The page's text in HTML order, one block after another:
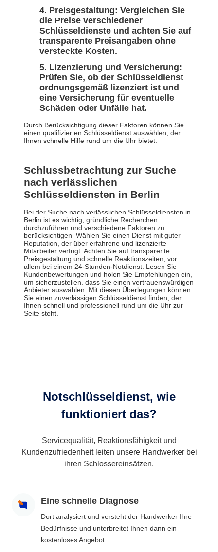
Preisgestaltung: Vergleichen Sie
die Preise verschiedener
Schlüsseldienste und achten Sie auf
transparente Preisangaben ohne
versteckte Kosten.
Lizenzierung und Versicherung:
Prüfen Sie, ob der Schlüsseldienst
ordnungsgemäß lizenziert ist und
eine Versicherung für eventuelle
Schäden oder Unfälle hat.
Durch Berücksichtigung dieser Faktoren können Sie
einen qualifizierten Schlüsseldienst auswählen, der
Ihnen schnelle Hilfe rund um die Uhr bietet.
Schlussbetrachtung zur Suche
nach verlässlichen
Schlüsseldiensten in Berlin
Bei der Suche nach verlässlichen Schlüsseldiensten in
Berlin ist es wichtig, gründliche Recherchen
durchzuführen und verschiedene Faktoren zu
berücksichtigen. Wählen Sie einen Dienst mit guter
Reputation, der über erfahrene und lizenzierte
Mitarbeiter verfügt. Achten Sie auf transparente
Preisgestaltung und schnelle Reaktionszeiten, vor
allem bei einem 24-Stunden-Notdienst. Lesen Sie
Kundenbewertungen und holen Sie Empfehlungen ein,
um sicherzustellen, dass Sie einen vertrauenswürdigen
Anbieter auswählen. Mit diesen Überlegungen können
Sie einen zuverlässigen Schlüsseldienst finden, der
Ihnen schnell und professionell rund um die Uhr zur
Seite steht.
Notschlüsseldienst, wie
funktioniert das?
Servicequalität, Reaktionsfähigkeit und
Kundenzufriedenheit leiten unsere Handwerker bei
ihren Schlossereinsätzen.
Eine schnelle Diagnose
Dort analysiert und versteht der Handwerker Ihre
Bedürfnisse und unterbreitet Ihnen dann ein
kostenloses Angebot.